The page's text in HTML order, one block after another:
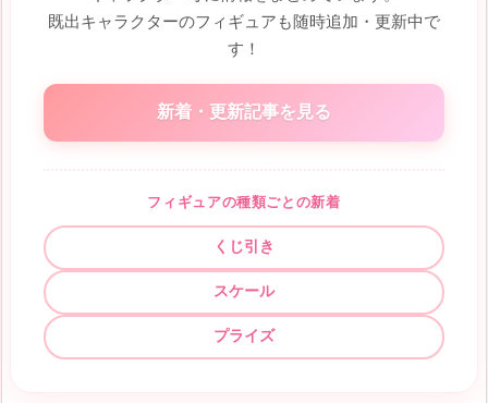
既出キャラクターのフィギュアも随時追加・更新中で
す！
新着・更新記事を見る
フィギュアの種類ごとの新着
くじ引き
スケール
プライズ